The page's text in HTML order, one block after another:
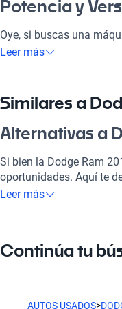
Potencia y
Oye, si buscas una
pesos es la opción
convirtiéndola en una
¿Por qué
Disfrutá de la mejor
placentero y conectado.
Dodge Durango ,Dodge
Leer más
Similares a
Alternativas a
Si bien la Dodge Ram
oportunidades. Aquí te
Dodge Journey
Leer más
Continúa tu
AUTOS USADOS>